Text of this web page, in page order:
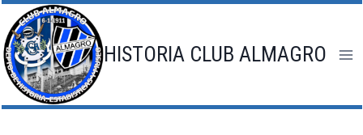
Saltar
al
contenido
HISTORIA CLUB ALMAGRO